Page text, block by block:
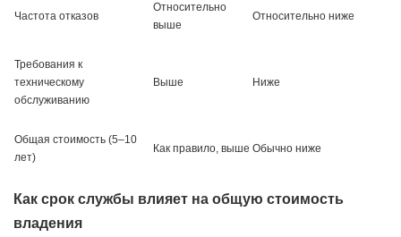
Частота отказов
Относительно
выше
Относительно ниже
Требования к
техническому
обслуживанию
Выше Ниже
Общая стоимость (5–10
лет)
Как правило, выше Обычно ниже
Как срок службы влияет на общую стоимость
владения